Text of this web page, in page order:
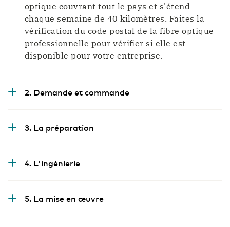
optique couvrant tout le pays et s'étend
chaque semaine de 40 kilomètres. Faites la
vérification du code postal de la fibre optique
professionnelle pour vérifier si elle est
disponible pour votre entreprise.
2. Demande et commande
3. La préparation
4. L'ingénierie
5. La mise en œuvre